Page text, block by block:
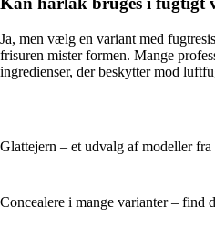
Ja, men vælg en variant med
frisuren mister formen. Mange
ingredienser, der beskytter mod
Glattejern – et udvalg af modeller
Concealere i mange varianter – find